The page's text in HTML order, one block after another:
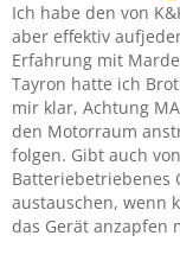
Ich habe den von
aber effektiv
Erfahrung mit
Tayron hatte ich
mir klar, Achtung
den Motorraum
folgen. Gibt auch
Batteriebetriebenes
austauschen, wenn
das Gerät anzapfen